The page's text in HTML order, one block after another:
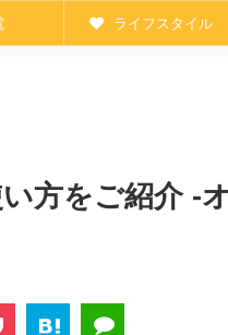
ライフスタイル
方をご紹介 -